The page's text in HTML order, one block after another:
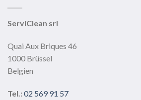
ServiClean srl
Quai Aux Briques 46
1000 Brüssel
Belgien
Tel.: 02 569 91 57